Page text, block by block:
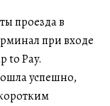
проезда в
при входе
to Pay.
успешно,